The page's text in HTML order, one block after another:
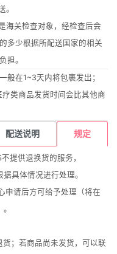
。
海关检查对象，经检查后会
多少根据所配送国家的相关
担。
般在1~3天内将包裹发出；
类商品发货时间会比其他商
配送说明 规定
提供退换货的服务，
具体情况进行处理。
申请后方可给予处理（将在
；若商品尚未发货，可以联